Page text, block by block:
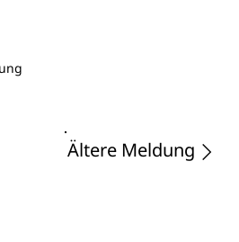
Ältere Meldung